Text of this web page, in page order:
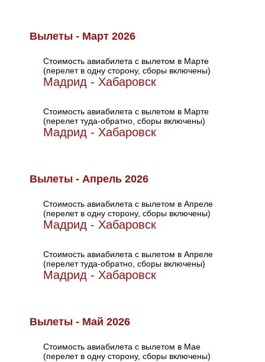
Вылеты - Март 2026
Стоимость авиабилета с вылетом в Марте
(перелет в одну сторону, сборы включены)
Мадрид - Хабаровск
Стоимость авиабилета с вылетом в Марте
(перелет туда-обратно, сборы включены)
Мадрид - Хабаровск
Вылеты - Апрель 2026
Стоимость авиабилета с вылетом в Апреле
(перелет в одну сторону, сборы включены)
Мадрид - Хабаровск
Стоимость авиабилета с вылетом в Апреле
(перелет туда-обратно, сборы включены)
Мадрид - Хабаровск
Вылеты - Май 2026
Стоимость авиабилета с вылетом в Мае
(перелет в одну сторону, сборы включены)